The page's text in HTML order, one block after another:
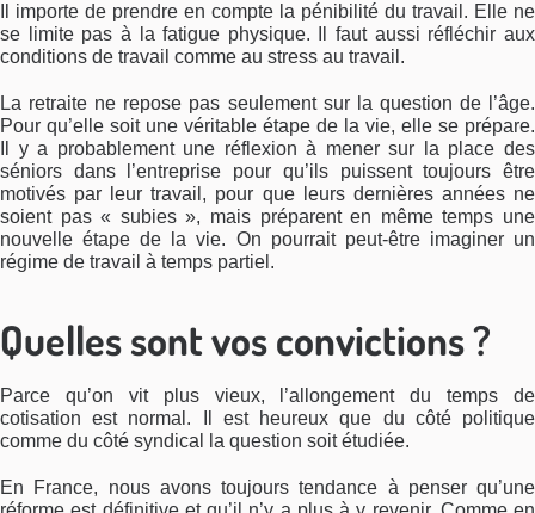
Il importe de prendre en compte la pénibilité du travail. Elle ne
se limite pas à la fatigue physique. Il faut aussi réfléchir aux
conditions de travail comme au stress au travail.
La retraite ne repose pas seulement sur la question de l’âge.
Pour qu’elle soit une véritable étape de la vie, elle se prépare.
Il y a probablement une réflexion à mener sur la place des
séniors dans l’entreprise pour qu’ils puissent toujours être
motivés par leur travail, pour que leurs dernières années ne
soient pas « subies », mais préparent en même temps une
nouvelle étape de la vie. On pourrait peut-être imaginer un
régime de travail à temps partiel.
Quelles sont vos convictions ?
Parce qu’on vit plus vieux, l’allongement du temps de
cotisation est normal. Il est heureux que du côté politique
comme du côté syndical la question soit étudiée.
En France, nous avons toujours tendance à penser qu’une